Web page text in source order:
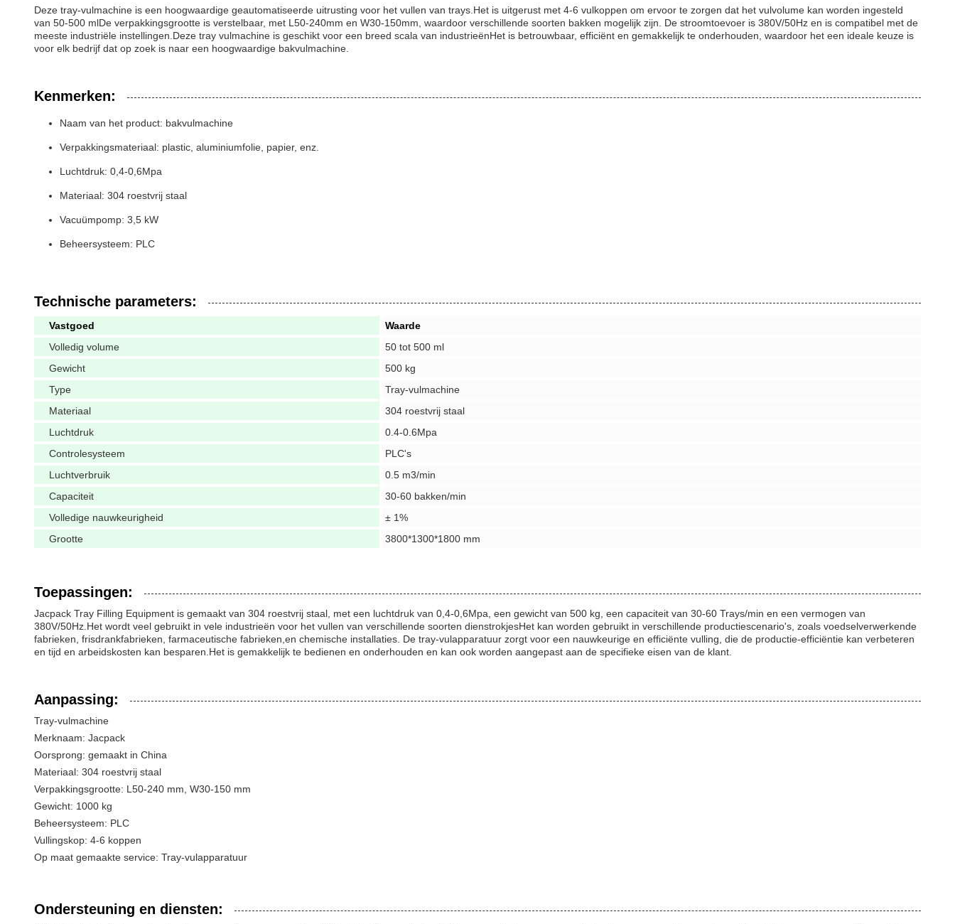
Deze tray-vulmachine is een hoogwaardige geautomatiseerde uitrusting voor het vullen van trays.Het is uitgerust met 4-6 vulkoppen om ervoor te zorgen dat het vulvolume kan worden ingesteld
van 50-500 mlDe verpakkingsgrootte is verstelbaar, met L50-240mm en W30-150mm, waardoor verschillende soorten bakken mogelijk zijn. De stroomtoevoer is 380V/50Hz en is compatibel met de
meeste industriële instellingen.Deze tray vulmachine is geschikt voor een breed scala van industrieënHet is betrouwbaar, efficiënt en gemakkelijk te onderhouden, waardoor het een ideale keuze is
voor elk bedrijf dat op zoek is naar een hoogwaardige bakvulmachine.
Kenmerken:
Naam van het product: bakvulmachine
Verpakkingsmateriaal: plastic, aluminiumfolie, papier, enz.
Luchtdruk: 0,4-0,6Mpa
Materiaal: 304 roestvrij staal
Vacuümpomp: 3,5 kW
Beheersysteem: PLC
Technische parameters:
Vastgoed
Waarde
Volledig volume
50 tot 500 ml
Gewicht
500 kg
Type
Tray-vulmachine
Materiaal
304 roestvrij staal
Luchtdruk
0.4-0.6Mpa
Controlesysteem
PLC's
Luchtverbruik
0.5 m3/min
Capaciteit
30-60 bakken/min
Volledige nauwkeurigheid
± 1%
Grootte
3800*1300*1800 mm
Toepassingen:
Jacpack Tray Filling Equipment is gemaakt van 304 roestvrij staal, met een luchtdruk van 0,4-0,6Mpa, een gewicht van 500 kg, een capaciteit van 30-60 Trays/min en een vermogen van
380V/50Hz.Het wordt veel gebruikt in vele industrieën voor het vullen van verschillende soorten dienstrokjesHet kan worden gebruikt in verschillende productiescenario's, zoals voedselverwerkende
fabrieken, frisdrankfabrieken, farmaceutische fabrieken,en chemische installaties. De tray-vulapparatuur zorgt voor een nauwkeurige en efficiënte vulling, die de productie-efficiëntie kan verbeteren
en tijd en arbeidskosten kan besparen.Het is gemakkelijk te bedienen en onderhouden en kan ook worden aangepast aan de specifieke eisen van de klant.
Aanpassing:
Tray-vulmachine
Merknaam: Jacpack
Oorsprong: gemaakt in China
Materiaal: 304 roestvrij staal
Verpakkingsgrootte: L50-240 mm, W30-150 mm
Gewicht: 1000 kg
Beheersysteem: PLC
Vullingskop: 4-6 koppen
Op maat gemaakte service: Tray-vulapparatuur
Ondersteuning en diensten: